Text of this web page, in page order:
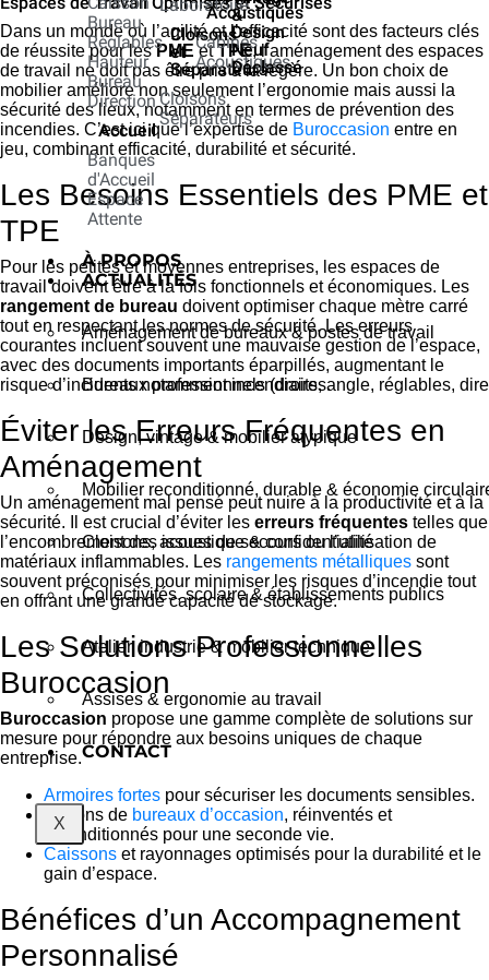
Bureau
Réglables
Hauteur
Bureau
Direction
Accueil
Banques
d'Accueil
Espace
Attente
Laboratoire
Cloisons
et
Séparateurs
Cloisons
Séparateurs
Acoustiques
Cabines
Acoustiques
&
Design
Neuf
Déclassé
À PROPOS
ACTUALITÉS
Aménagement de bureaux & postes de travail
Bureaux professionnels (droits, angle, réglables,
Design, vintage & mobilier atypique
Mobilier reconditionné, durable & économie
Cloisons, acoustique & confidentialité
Collectivités, scolaire & établissements publics
Atelier, industrie & mobilier technique
Assises & ergonomie au travail
CONTACT
X
Dans un monde où l’agilité et l’efficacité sont des facteurs clés
de réussite pour lesPMEetTPE, l’aménagement des espaces
de travail ne doit pas être pris à la légère. Un bon choix de
mobilier améliore non seulement l’ergonomie mais aussi la
sécurité des lieux, notamment en termes de prévention des
incendies. C’est ici que l’expertise de Buroccasion entre en
jeu, combinant efficacité, durabilité et sécurité.
Les Besoins Essentiels des PME et
TPE
Pour les petites et moyennes entreprises, les espaces de
travail doivent être à la fois fonctionnels et économiques. Les
rangement de bureau doivent optimiser chaque mètre carré
tout en respectant les normes de sécurité. Les erreurs
courantes incluent souvent une mauvaise gestion de l’espace,
avec des documents importants éparpillés, augmentant le
risque d’incidents notamment incendiaires.
Éviter les Erreurs Fréquentes en
Aménagement
Un aménagement mal pensé peut nuire à la productivité et à la
sécurité. Il est crucial d’éviter les erreurs fréquentes telles que
l’encombrement des issues de secours ou l’utilisation de
matériaux inflammables. Les rangements métalliques sont
souvent préconisés pour minimiser les risques d’incendie tout
en offrant une grande capacité de stockage.
Les Solutions Professionnelles
Buroccasion
Buroccasion propose une gamme complète de solutions sur
mesure pour répondre aux besoins uniques de chaque
entreprise.
Armoires fortes pour sécuriser les documents sensibles.
Options de bureaux d’occasion, réinventés et
reconditionnés pour une seconde vie.
Caissons et rayonnages optimisés pour la durabilité et le
gain d’espace.
Bénéfices d’un Accompagnement
Personnalisé